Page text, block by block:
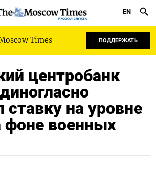
РУССКАЯ СЛУЖБА
EN
Times ПОДДЕРЖАТЬ
центробанк
ставку на уровне
фоне военных